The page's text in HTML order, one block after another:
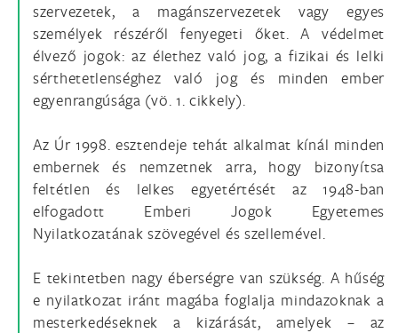
szervezetek, a magánszervezetek vagy egyes
személyek részéről fenyegeti őket. A védelmet
élvező jogok: az élethez való jog, a fizikai és lelki
sérthetetlenséghez való jog és minden ember
egyenrangúsága (vö. 1. cikkely).
Az Úr 1998. esztendeje tehát alkalmat kínál minden
embernek és nemzetnek arra, hogy bizonyítsa
feltétlen és lelkes egyetértését az 1948-ban
elfogadott Emberi Jogok Egyetemes
Nyilatkozatának szövegével és szellemével.
E tekintetben nagy éberségre van szükség. A hűség
e nyilatkozat iránt magába foglalja mindazoknak a
mesterkedéseknek a kizárását, amelyek – az